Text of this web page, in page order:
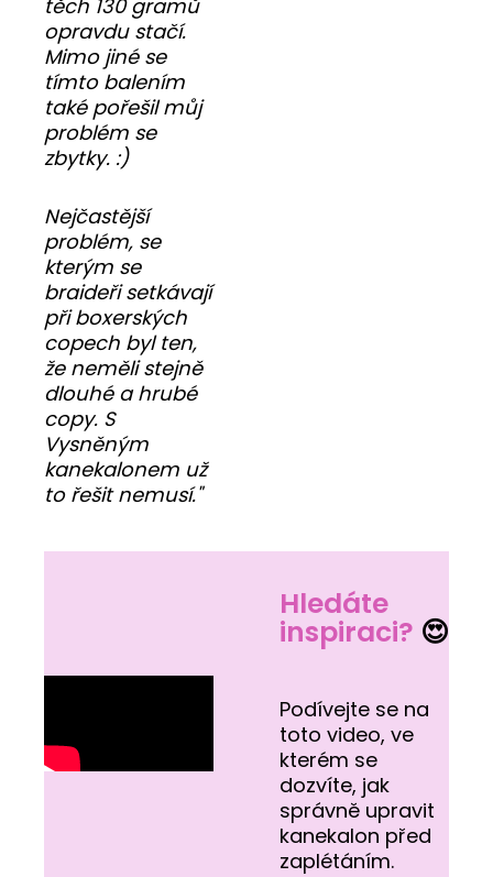
těch 130 gramů
opravdu stačí.
Mimo jiné se
tímto balením
také pořešil můj
problém se
zbytky. :)
Nejčastější
problém, se
kterým se
braideři setkávají
při boxerských
copech byl ten,
že neměli stejně
dlouhé a hrubé
copy. S
Vysněným
kanekalonem už
to řešit nemusí."
Hledáte
inspiraci? 😍
Podívejte se na
toto video, ve
kterém se
dozvíte, jak
správně upravit
kanekalon před
zaplétáním.